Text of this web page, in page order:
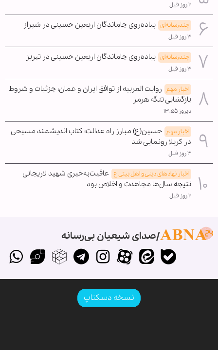
۲ روز قبل
چندرسانه‌ای پیاده‌روی جاماندگان اربعین حسینی در شیراز
۳ روز قبل
چندرسانه‌ای پیاده‌روی جاماندگان اربعین حسینی در تبریز
۳ روز قبل
اخبار مهم روایت العربیه از توافق ایران و عمان؛ جزئیات و شروط
بازگشایی تنگه هرمز
دیروز ۱۳:۵۵
اخبار مهم حسین(ع) مبارز راه عدالت؛ کتاب اندیشمند مسیحی
در کربلا رونمایی شد
۳ روز قبل
اخبار نهادهای دینی و اهل بیتی ع عاقبت‌به‌خیری شهید لاریجانی
نتیجه سال‌ها مجاهدت و اخلاص بود
۲ روز قبل
صدای شیعیان بی‌رسانه
نسخه دسکتاپ